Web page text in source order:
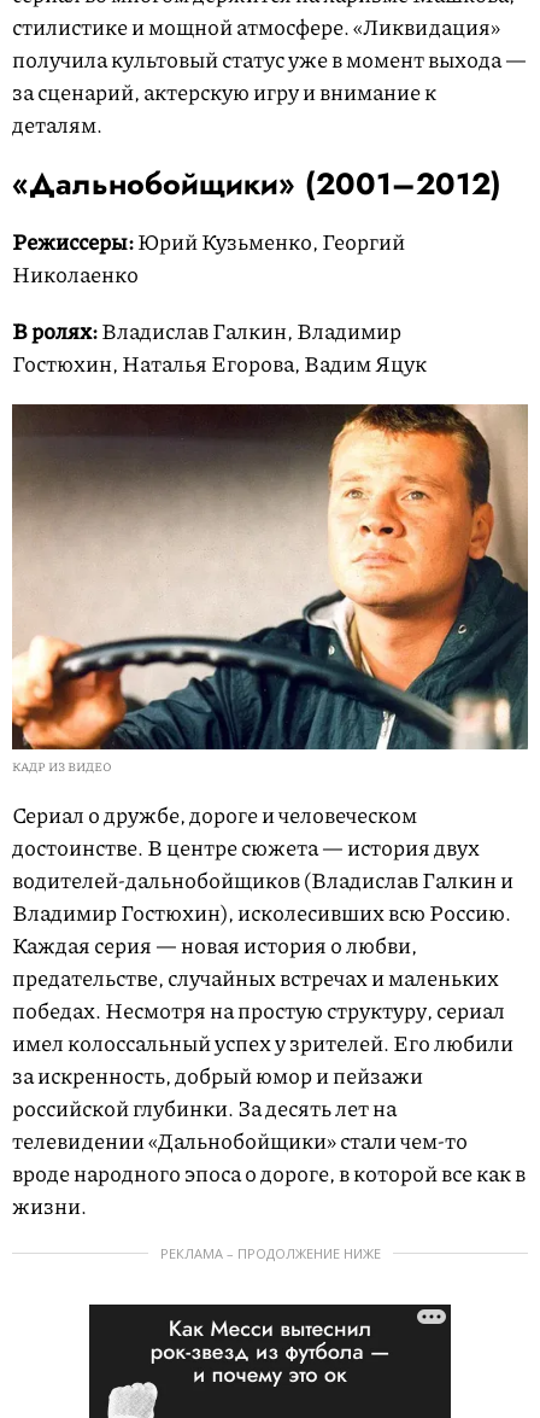
стилистике и мощной атмосфере. «Ликвидация»
получила культовый статус уже в момент выхода —
за сценарий, актерскую игру и внимание к
деталям.
«Дальнобойщики» (2001–2012)
Режиссеры:Юрий Кузьменко, Георгий
Николаенко
В ролях:Владислав Галкин, Владимир
Гостюхин, Наталья Егорова, Вадим Яцук
КАДР ИЗ ВИДЕО
Сериал о дружбе, дороге и человеческом
достоинстве. В центре сюжета — история двух
водителей-дальнобойщиков (Владислав Галкин и
Владимир Гостюхин), исколесивших всю Россию.
Каждая серия — новая история о любви,
предательстве, случайных встречах и маленьких
победах. Несмотря на простую структуру, сериал
имел колоссальный успех у зрителей. Его любили
за искренность, добрый юмор и пейзажи
российской глубинки. За десять лет на
телевидении «Дальнобойщики» стали чем-то
вроде народного эпоса о дороге, в которой все как в
жизни.
РЕКЛАМА – ПРОДОЛЖЕНИЕ НИЖЕ